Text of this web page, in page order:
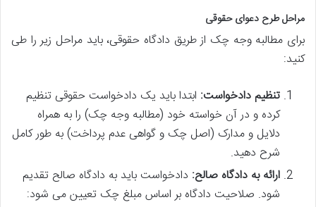
مراحل طرح دعوای حقوقی
برای مطالبه وجه چک از طریق دادگاه حقوقی، باید مراحل زیر را طی
کنید:
تنظیم دادخواست: ابتدا باید یک دادخواست حقوقی تنظیم
کرده و در آن خواسته خود (مطالبه وجه چک) را به همراه
دلایل و مدارک (اصل چک و گواهی عدم پرداخت) به طور کامل
شرح دهید.
ارائه به دادگاه صالح: دادخواست باید به دادگاه صالح تقدیم
شود. صلاحیت دادگاه بر اساس مبلغ چک تعیین می شود: